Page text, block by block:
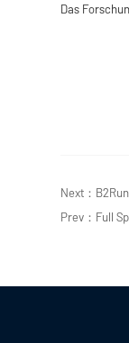
Das
Next：
Prev：Full